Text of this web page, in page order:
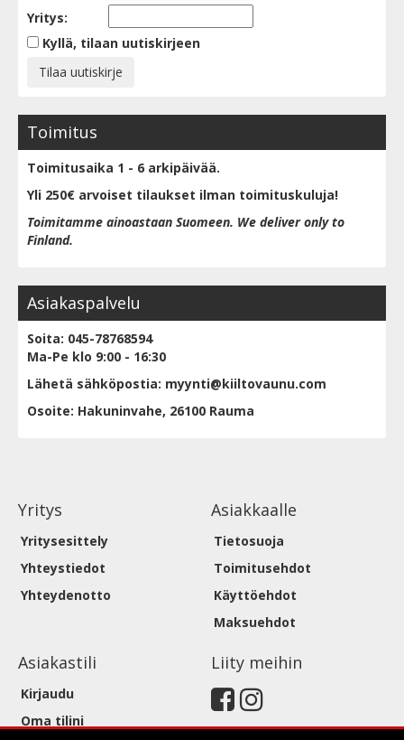
Yritys:
Kyllä, tilaan uutiskirjeen
Toimitus
Toimitusaika 1 - 6 arkipäivää.
Yli 250€ arvoiset tilaukset ilman toimituskuluja!
Toimitamme ainoastaan Suomeen. We deliver only to
Finland.
Asiakaspalvelu
Soita: 045-78768594
Ma-Pe klo 9:00 - 16:30
Lähetä sähköpostia: myynti@kiiltovaunu.com
Osoite: Hakuninvahe, 26100 Rauma
Yritys
Yritysesittely
Yhteystiedot
Yhteydenotto
Asiakkaalle
Tietosuoja
Toimitusehdot
Käyttöehdot
Maksuehdot
Asiakastili
Kirjaudu
Oma tilini
Liity meihin